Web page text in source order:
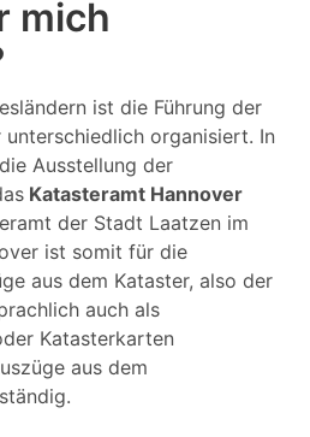
mich
ist die Führung der
organisiert. In
Ausstellung der
Katasteramt Hannover
der Stadt Laatzen im
ist somit für die
aus dem Kataster, also der
auch als
Katasterkarten
aus dem